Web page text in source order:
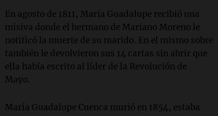
En agosto de 1811, María Guadalupe recibió una
misiva donde el hermano de Mariano Moreno le
notificó la muerte de su marido. En el mismo sobre
también le devolvieron sus 14 cartas sin abrir que
ella había escrito al líder de la Revolución de
Mayo.
María Guadalupe Cuenca murió en 1854, estaba